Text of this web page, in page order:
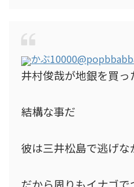
かぶ10000
井村俊哉が地銀を買っ
結構な事だ
彼は三井松島で逃げな